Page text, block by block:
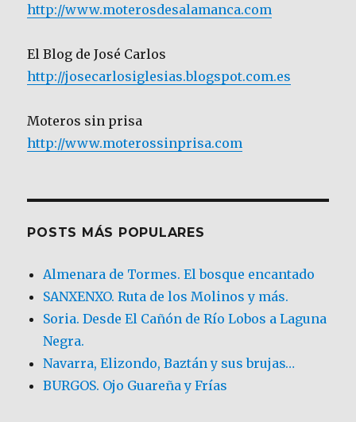
http://www.moterosdesalamanca.com
El Blog de José Carlos
http://josecarlosiglesias.blogspot.com.es
Moteros sin prisa
http://www.moterossinprisa.com
POSTS MÁS POPULARES
Almenara de Tormes. El bosque encantado
SANXENXO. Ruta de los Molinos y más.
Soria. Desde El Cañón de Río Lobos a Laguna
Negra.
Navarra, Elizondo, Baztán y sus brujas…
BURGOS. Ojo Guareña y Frías